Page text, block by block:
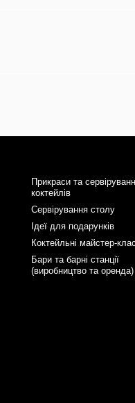
Прикраси та
коктейлів
Сервірування столу
Ідеї для подарунків
Коктейльні майстер-
Бари та барні станції
(виробництво та оренда)